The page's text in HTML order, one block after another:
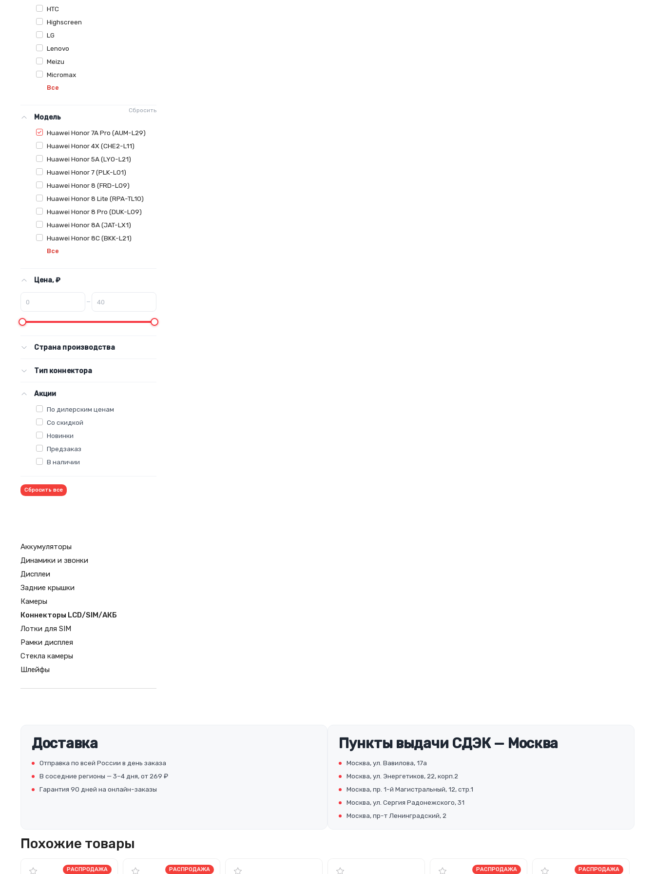
HTC
Highscreen
LG
Lenovo
Meizu
Micromax
Все
Сбросить
Модель
Huawei Honor 7A Pro (AUM-L29)
Huawei Honor 4X (CHE2-L11)
Huawei Honor 5A (LYO-L21)
Huawei Honor 7 (PLK-L01)
Huawei Honor 8 (FRD-L09)
Huawei Honor 8 Lite (RPA-TL10)
Huawei Honor 8 Pro (DUK-L09)
Huawei Honor 8A (JAT-LX1)
Huawei Honor 8C (BKK-L21)
Все
Цена, ₽
–
Страна производства
Тип коннектора
Акции
По дилерским ценам
Со скидкой
Новинки
Предзаказ
В наличии
Сбросить все
Аккумуляторы
Динамики и звонки
Дисплеи
Задние крышки
Камеры
Коннекторы LCD/SIM/АКБ
Лотки для SIM
Рамки дисплея
Стекла камеры
Шлейфы
Доставка
Отправка по всей России в день заказа
В соседние регионы — 3–4 дня, от 269 ₽
Гарантия 90 дней на онлайн-заказы
Пункты выдачи СДЭК — Москва
Москва, ул. Вавилова, 17а
Москва, ул. Энергетиков, 22, корп.2
Москва, пр. 1-й Магистральный, 12, стр.1
Москва, ул. Сергия Радонежского, 31
Москва, пр-т Ленинградский, 2
Похожие товары
РАСПРОДАЖА РАСПРОДАЖА РАСПРОДАЖА РАСПРОДАЖА